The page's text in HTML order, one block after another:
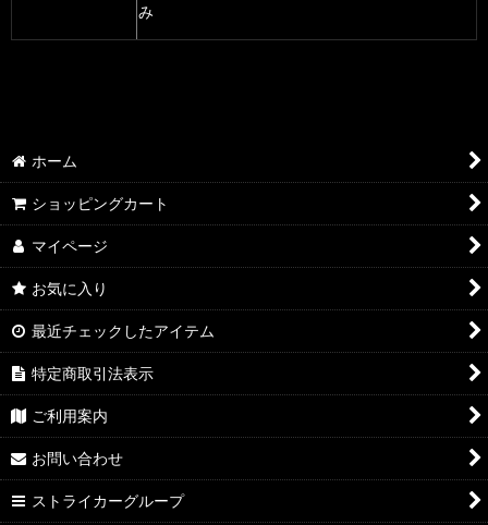
み
ホーム
ショッピングカート
マイページ
お気に入り
最近チェックしたアイテム
特定商取引法表示
ご利用案内
お問い合わせ
ストライカーグループ